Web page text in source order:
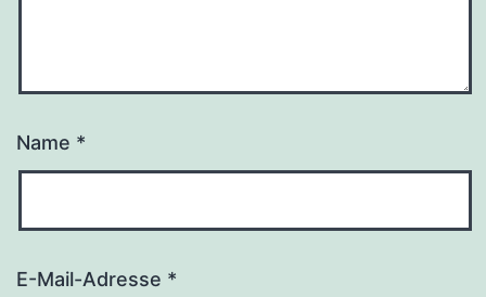
Name *
E-Mail-Adresse *